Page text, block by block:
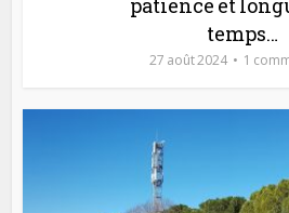
temps…
27 août 2024 1